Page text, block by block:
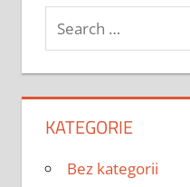
Search
for:
KATEGORIE
Bez kategorii